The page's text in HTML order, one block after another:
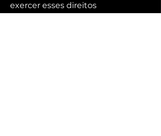
exercer esses direitos
contactando-nos.